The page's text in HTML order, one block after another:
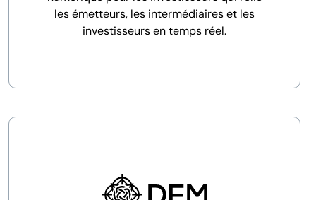
les émetteurs, les intermédiaires et les
investisseurs en temps réel.